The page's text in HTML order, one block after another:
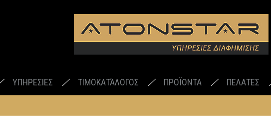
ΥΠΗΡΕΣΙΕΣ ΤΙΜΟΚΑΤΆΛΟΓΟΣ ΠΡΟΪΟΝΤΑ ΠΕΛΑΤΕΣ